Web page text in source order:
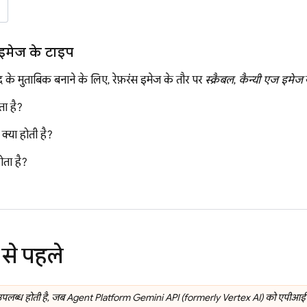
के टाइप
के मुताबिक बनाने के लिए, रेफ़रंस इमेज के तौर पर स्क्रैबल, कैन्यी एज इमेज
है?
होती है?
है?
पहले
होती है, जबAgent PlatformGemini API (formerly Vertex AI)को एपीआई